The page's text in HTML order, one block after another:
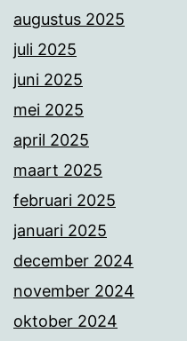
augustus 2025
juli 2025
juni 2025
mei 2025
april 2025
maart 2025
februari 2025
januari 2025
december 2024
november 2024
oktober 2024